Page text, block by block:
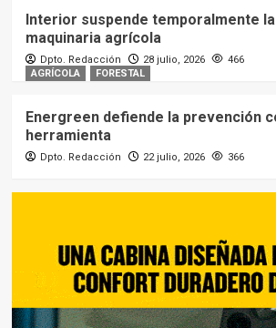
Interior suspende temporalmente
maquinaria agrícola
Dpto. Redacción 28 julio, 2026
466
AGRÍCOLA
FORESTAL
Energreen defiende la prevención
herramienta
Dpto. Redacción 22 julio, 2026 366